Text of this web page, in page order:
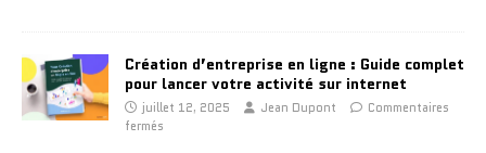
Création d’entreprise en ligne : Guide complet
pour lancer votre activité sur internet
juillet 12, 2025 Jean Dupont
Commentaires
fermés